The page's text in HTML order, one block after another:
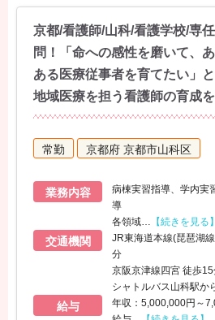
京都/看護師/山科/看護学校/専
問！「命への感性を磨いて、
ある医療従事者を育てたい」
地域医療を担う看護師の育成
常勤 京都府 京都市山科区
業務内容
病棟実習指導、学内実
導
各領域… 【続きを見る】
交通機関
JR東海道本線(琵琶湖
分
京阪京津線四宮 徒歩
シャトルバス山科駅か
給与
年収：5,000,000円～